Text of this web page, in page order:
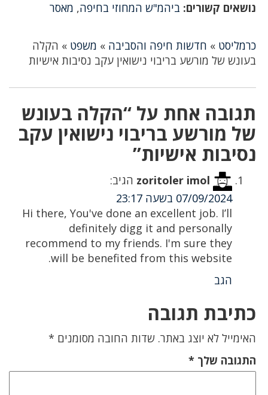
נושאים קשורים: ביהמ"ש המחוזי בחיפה, מאסר
כרמליסט » חדשות חיפה והסביבה » משפט » הקלה
בעונש של מורשע בריבוי נישואין עקב נסיבות אישיות
תגובה אחת על “הקלה בעונש
של מורשע בריבוי נישואין עקב
נסיבות אישיות”
zoritoler imol הגיב:
07/09/2024 בשעה 23:17
Hi there, You've done an excellent job. I’ll
definitely digg it and personally
recommend to my friends. I'm sure they
will be benefited from this website.
הגב
כתיבת תגובה
האימייל לא יוצג באתר. שדות החובה מסומנים *
התגובה שלך *